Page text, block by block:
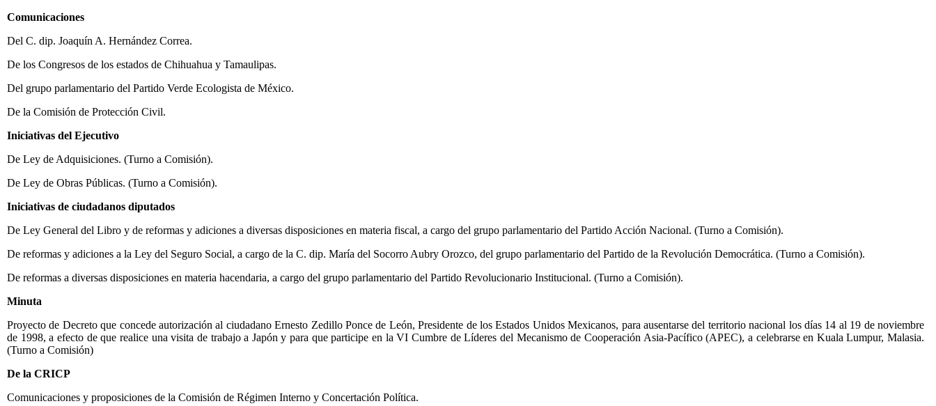
Comunicaciones
Del C. dip. Joaquín A. Hernández Correa.
De los Congresos de los estados de Chihuahua y Tamaulipas.
Del grupo parlamentario del Partido Verde Ecologista de México.
De la Comisión de Protección Civil.
Iniciativas del Ejecutivo
De Ley de Adquisiciones. (Turno a Comisión).
De Ley de Obras Públicas. (Turno a Comisión).
Iniciativas de ciudadanos diputados
De Ley General del Libro y de reformas y adiciones a diversas disposiciones en materia fiscal, a cargo del grupo parlamentario del Partido Acción Nacional. (Turno a Comisión).
De reformas y adiciones a la Ley del Seguro Social, a cargo de la C. dip. María del Socorro Aubry Orozco, del grupo parlamentario del Partido de la Revolución Democrática. (Turno a Comisión).
De reformas a diversas disposiciones en materia hacendaria, a cargo del grupo parlamentario del Partido Revolucionario Institucional. (Turno a Comisión).
Minuta
Proyecto de Decreto que concede autorización al ciudadano Ernesto Zedillo Ponce de León, Presidente de los Estados Unidos Mexicanos, para ausentarse del territorio nacional los días 14 al 19 de noviembre
de 1998, a efecto de que realice una visita de trabajo a Japón y para que participe en la VI Cumbre de Líderes del Mecanismo de Cooperación Asia-Pacífico (APEC), a celebrarse en Kuala Lumpur, Malasia.
(Turno a Comisión)
De la CRICP
Comunicaciones y proposiciones de la Comisión de Régimen Interno y Concertación Política.